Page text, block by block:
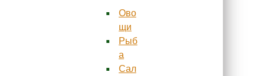
Ово
щи
Рыб
а
Сал